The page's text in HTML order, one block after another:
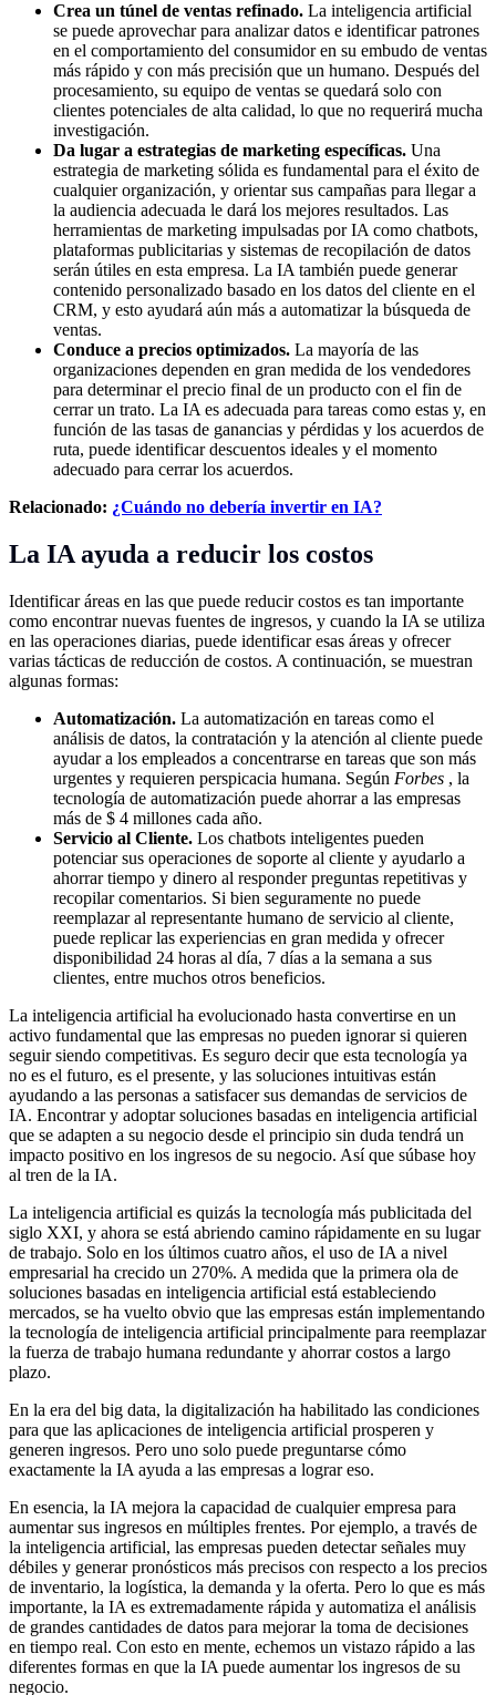
Crea un túnel de ventas refinado. La inteligencia artificial
se puede aprovechar para analizar datos e identificar patrones
en el comportamiento del consumidor en su embudo de ventas
más rápido y con más precisión que un humano. Después del
procesamiento, su equipo de ventas se quedará solo con
clientes potenciales de alta calidad, lo que no requerirá mucha
investigación.
Da lugar a estrategias de marketing específicas. Una
estrategia de marketing sólida es fundamental para el éxito de
cualquier organización, y orientar sus campañas para llegar a
la audiencia adecuada le dará los mejores resultados. Las
herramientas de marketing impulsadas por IA como chatbots,
plataformas publicitarias y sistemas de recopilación de datos
serán útiles en esta empresa. La IA también puede generar
contenido personalizado basado en los datos del cliente en el
CRM, y esto ayudará aún más a automatizar la búsqueda de
ventas.
Conduce a precios optimizados. La mayoría de las
organizaciones dependen en gran medida de los vendedores
para determinar el precio final de un producto con el fin de
cerrar un trato. La IA es adecuada para tareas como estas y, en
función de las tasas de ganancias y pérdidas y los acuerdos de
ruta, puede identificar descuentos ideales y el momento
adecuado para cerrar los acuerdos.
Relacionado: ¿Cuándo no debería invertir en IA?
La IA ayuda a reducir los costos
Identificar áreas en las que puede reducir costos es tan importante
como encontrar nuevas fuentes de ingresos, y cuando la IA se utiliza
en las operaciones diarias, puede identificar esas áreas y ofrecer
varias tácticas de reducción de costos. A continuación, se muestran
algunas formas:
Automatización. La automatización en tareas como el
análisis de datos, la contratación y la atención al cliente puede
ayudar a los empleados a concentrarse en tareas que son más
urgentes y requieren perspicacia humana. Según Forbes , la
tecnología de automatización puede ahorrar a las empresas
más de $ 4 millones cada año.
Servicio al Cliente. Los chatbots inteligentes pueden
potenciar sus operaciones de soporte al cliente y ayudarlo a
ahorrar tiempo y dinero al responder preguntas repetitivas y
recopilar comentarios. Si bien seguramente no puede
reemplazar al representante humano de servicio al cliente,
puede replicar las experiencias en gran medida y ofrecer
disponibilidad 24 horas al día, 7 días a la semana a sus
clientes, entre muchos otros beneficios.
La inteligencia artificial ha evolucionado hasta convertirse en un
activo fundamental que las empresas no pueden ignorar si quieren
seguir siendo competitivas. Es seguro decir que esta tecnología ya
no es el futuro, es el presente, y las soluciones intuitivas están
ayudando a las personas a satisfacer sus demandas de servicios de
IA. Encontrar y adoptar soluciones basadas en inteligencia artificial
que se adapten a su negocio desde el principio sin duda tendrá un
impacto positivo en los ingresos de su negocio. Así que súbase hoy
al tren de la IA.
La inteligencia artificial es quizás la tecnología más publicitada del
siglo XXI, y ahora se está abriendo camino rápidamente en su lugar
de trabajo. Solo en los últimos cuatro años, el uso de IA a nivel
empresarial ha crecido un 270%. A medida que la primera ola de
soluciones basadas en inteligencia artificial está estableciendo
mercados, se ha vuelto obvio que las empresas están implementando
la tecnología de inteligencia artificial principalmente para reemplazar
la fuerza de trabajo humana redundante y ahorrar costos a largo
plazo.
En la era del big data, la digitalización ha habilitado las condiciones
para que las aplicaciones de inteligencia artificial prosperen y
generen ingresos. Pero uno solo puede preguntarse cómo
exactamente la IA ayuda a las empresas a lograr eso.
En esencia, la IA mejora la capacidad de cualquier empresa para
aumentar sus ingresos en múltiples frentes. Por ejemplo, a través de
la inteligencia artificial, las empresas pueden detectar señales muy
débiles y generar pronósticos más precisos con respecto a los precios
de inventario, la logística, la demanda y la oferta. Pero lo que es más
importante, la IA es extremadamente rápida y automatiza el análisis
de grandes cantidades de datos para mejorar la toma de decisiones
en tiempo real. Con esto en mente, echemos un vistazo rápido a las
diferentes formas en que la IA puede aumentar los ingresos de su
negocio.